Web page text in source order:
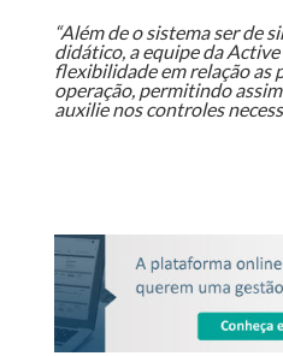
“Além de o sistema ser de
didático, a equipe da
flexibilidade em relação as
operação, permitindo
auxilie nos controles